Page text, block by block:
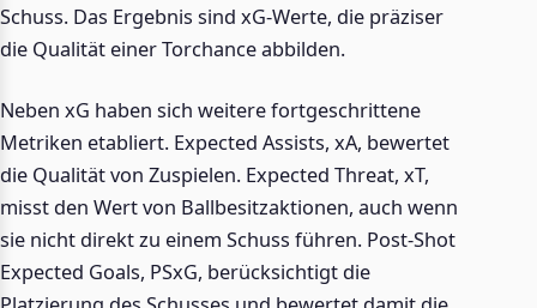
Schuss. Das Ergebnis sind xG-Werte, die präziser
die Qualität einer Torchance abbilden.
Neben xG haben sich weitere fortgeschrittene
Metriken etabliert. Expected Assists, xA, bewertet
die Qualität von Zuspielen. Expected Threat, xT,
misst den Wert von Ballbesitzaktionen, auch wenn
sie nicht direkt zu einem Schuss führen. Post-Shot
Expected Goals, PSxG, berücksichtigt die